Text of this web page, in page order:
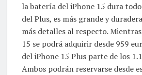
la batería del iPhone 15 dura
del Plus, es más grande y
más detalles al respecto.
15 se podrá adquirir desde 959
del iPhone 15 Plus parte de los
Ambos podrán reservarse desde